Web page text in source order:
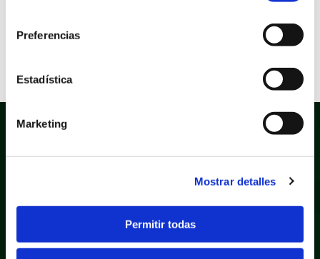
Preferencias
Estadística
Marketing
Mostrar detalles
Permitir todas
Tipo: Uso generalizo
Aviso legal
Política de cookies
Mapa web